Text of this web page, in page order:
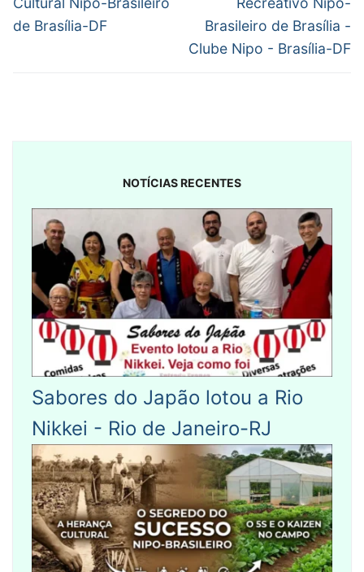
Post
de Brasília-DF
Brasileiro de Brasília -
Clube Nipo - Brasília-DF
NOTÍCIAS RECENTES
Sabores do Japão lotou a Rio
Nikkei - Rio de Janeiro-RJ